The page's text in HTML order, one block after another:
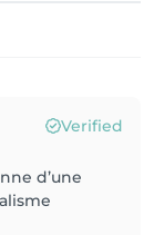
Verified
d’une